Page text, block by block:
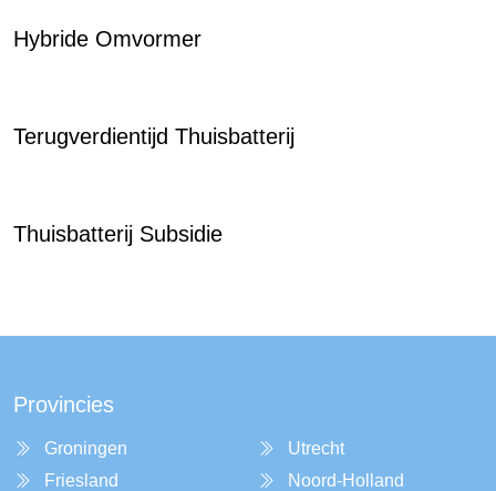
Hybride Omvormer
Terugverdientijd Thuisbatterij
Thuisbatterij Subsidie
Provincies
Groningen
Friesland
Utrecht
Noord-Holland